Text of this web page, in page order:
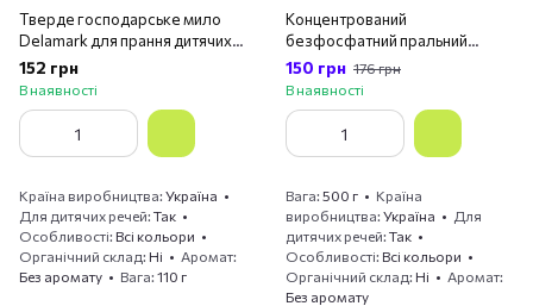
Тверде господарське мило
Delamark для прання дитячих
речей 110 г
152 грн
В наявності
Країна виробництва Україна
Для дитячих речей Так
Особливості Всі кольори
Органічний склад Ні
Аромат
Без аромату
Вага 110 г
Концентрований
безфосфатний пральний
порошок Royal Powder Baby
500 г
150 грн 176 грн
В наявності
Вага 500 г
Країна
виробництва Україна
Для
дитячих речей Так
Особливості Всі кольори
Органічний склад Ні
Аромат
Без аромату